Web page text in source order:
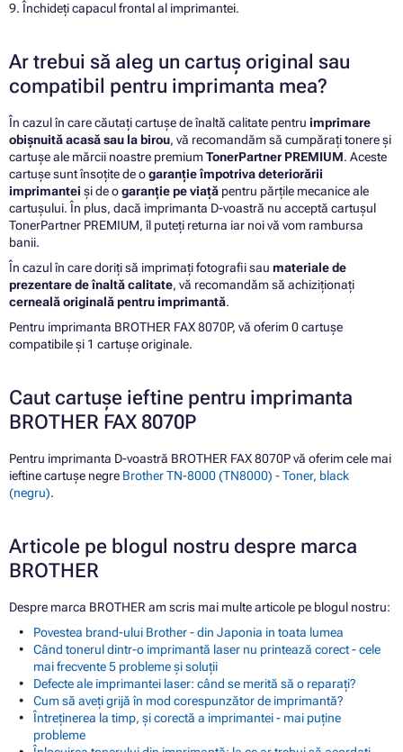
9. Închideți capacul frontal al imprimantei.
Ar trebui să aleg un cartuș original sau
compatibil pentru imprimanta mea?
În cazul în care căutați cartușe de înaltă calitate pentru imprimare
obișnuită acasă sau la birou, vă recomandăm să cumpărați tonere și
cartușe ale mărcii noastre premiumTonerPartner PREMIUM. Aceste
cartușe sunt însoțite de ogaranție împotriva deteriorării
imprimantei și de ogaranție pe viață pentru părțile mecanice ale
cartușului. În plus, dacă imprimanta D-voastră nu acceptă cartușul
TonerPartner PREMIUM, îl puteți returna iar noi vă vom rambursa
banii.
În cazul în care doriți să imprimați fotografii sau materiale de
prezentare de înaltă calitate, vă recomandăm să achiziționați
cerneală originală pentru imprimantă.
Pentru imprimanta BROTHER FAX 8070P, vă oferim 0 cartușe
compatibile și 1 cartușe originale.
Caut cartușe ieftine pentru imprimanta
BROTHER FAX 8070P
Pentru imprimanta D-voastră BROTHER FAX 8070P vă oferim cele mai
ieftine cartușe negre Brother TN-8000 (TN8000) - Toner, black
(negru).
Articole pe blogul nostru despre marca
BROTHER
Despre marca BROTHER am scris mai multe articole pe blogul nostru:
Povestea brand-ului Brother - din Japonia in toata lumea
Când tonerul dintr-o imprimantă laser nu printează corect - cele
mai frecvente 5 probleme și soluții
Defecte ale imprimantei laser: când se merită să o reparați?
Cum să aveți grijă în mod corespunzător de imprimantă?
Întreținerea la timp, și corectă a imprimantei - mai puține
probleme